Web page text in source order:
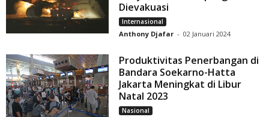
Dievakuasi
Internasional
Anthony Djafar - 02 Januari 2024
Produktivitas Penerbangan di
Bandara Soekarno-Hatta
Jakarta Meningkat di Libur
Natal 2023
Nasional